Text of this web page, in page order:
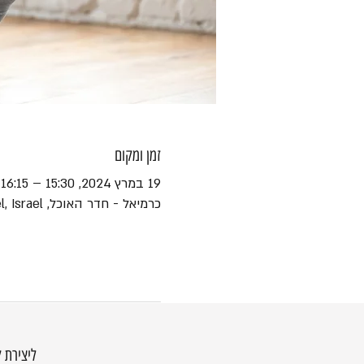
זמן ומקום
19 במרץ 2024, 15:30 – 16:15
כרמיאל - חדר האוכל, Ha-Yotsrim St 1, Karmiel, Israel